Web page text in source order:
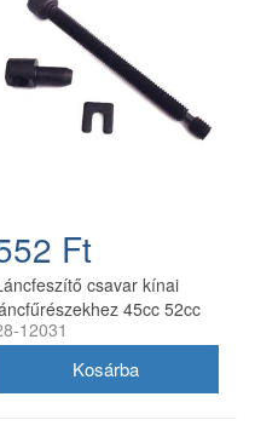
Ft
csavar kínai
45cc 52cc
HECHT kompatibilis
12031